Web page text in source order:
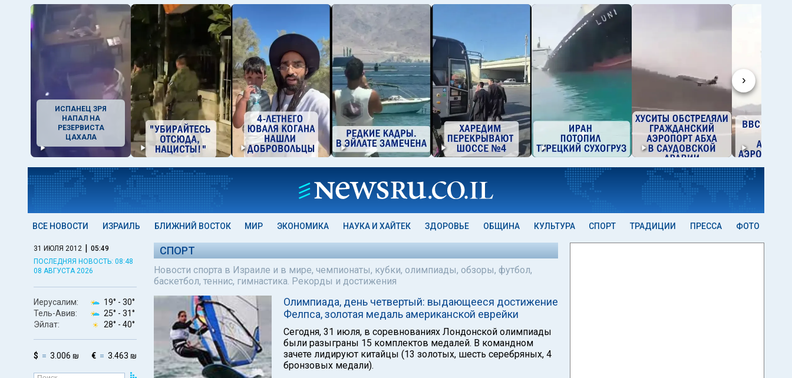
›
ИСПАНЕЦ ЗРЯ
НАПАЛ НА
РЕЗЕРВИСТА
ЦАХАЛА
ВСЕ НОВОСТИ ИЗРАИЛЬ БЛИЖНИЙ ВОСТОК МИР ЭКОНОМИКА НАУКА И ХАЙТЕК ЗДОРОВЬЕ ОБЩИНА КУЛЬТУРА СПОРТ ТРАДИЦИИ ПРЕССА ФОТО
31 ИЮЛЯ 2012 | 05:49
ПОСЛЕДНЯЯ НОВОСТЬ: 08:48
08 АВГУСТА 2026
Иерусалим: 19° - 30°
Тель-Авив:
25° - 31°
Эйлат:
28° - 40°
$ 3.006 ₪ € 3.463 ₪
СПОРТ
Новости спорта в Израиле и в мире, чемпионаты, кубки, олимпиады, обзоры, футбол,
баскетбол, теннис, гимнастика. Рекорды и достижения
Олимпиада, день четвертый: выдающееся достижение
Фелпса, золотая медаль американской еврейки
Сегодня, 31 июля, в соревнованиях Лондонской олимпиады
были разыграны 15 комплектов медалей. В командном
зачете лидируют китайцы (13 золотых, шесть серебряных, 4
бронзовых медали).